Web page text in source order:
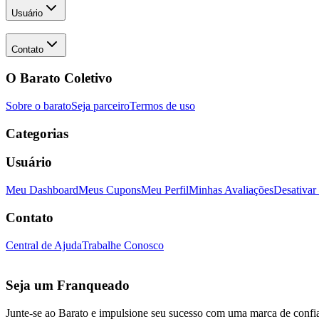
Usuário
Contato
O Barato Coletivo
Sobre o baratoSeja parceiroTermos de uso
Categorias
Usuário
Meu DashboardMeus CuponsMeu PerfilMinhas AvaliaçõesDesativar
Contato
Central de AjudaTrabalhe Conosco
Seja um Franqueado
Junte-se ao Barato e impulsione seu sucesso com uma marca de